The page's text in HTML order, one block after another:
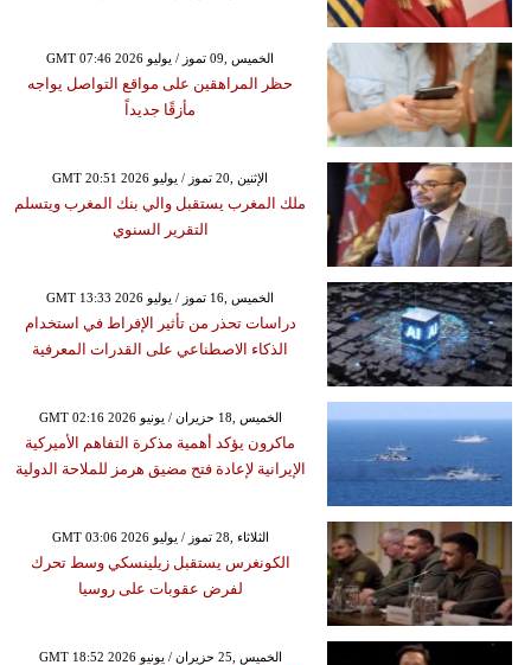
GMT 07:46 2026 الخميس ,09 تموز / يوليو
حظر المراهقين على مواقع التواصل يواجه
مأزقًا جديداً
GMT 20:51 2026 الإثنين ,20 تموز / يوليو
ملك المغرب يستقبل والي بنك المغرب ويتسلم
التقرير السنوي
GMT 13:33 2026 الخميس ,16 تموز / يوليو
دراسات تحذر من تأثير الإفراط في استخدام
الذكاء الاصطناعي على القدرات المعرفية
GMT 02:16 2026 الخميس ,18 حزيران / يونيو
ماكرون يؤكد أهمية مذكرة التفاهم الأميركية
الإيرانية لإعادة فتح مضيق هرمز للملاحة الدولية
GMT 03:06 2026 الثلاثاء ,28 تموز / يوليو
الكونغرس يستقبل زيلينسكي وسط تحرك
لفرض عقوبات على روسيا
GMT 18:52 2026 الخميس ,25 حزيران / يونيو